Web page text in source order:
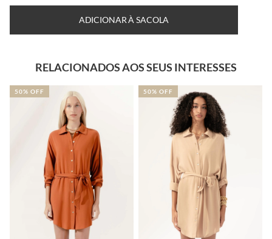
ADICIONAR À SACOLA
RELACIONADOS AOS SEUS INTERESSES
50% OFF 50% OFF